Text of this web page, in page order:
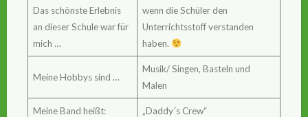
Das schönste Erlebnis
an dieser Schule war für
mich …
wenn die Schüler den
Unterrichtsstoff verstanden
haben.
Meine Hobbys sind …
Musik/ Singen, Basteln und
Malen
Meine Band heißt: „Daddy´s Crew“